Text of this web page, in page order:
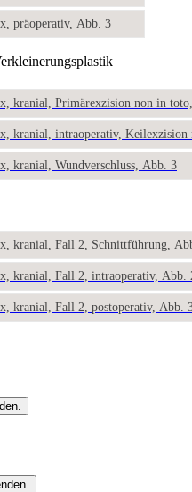
präoperativ, Abb. 3
kranial, Primärexzision non in
kranial, intraoperativ, Keilexzision
kranial, Wundverschluss, Abb. 3
kranial, Fall 2, Schnittführung,
kranial, Fall 2, intraoperativ, Abb.
kranial, Fall 2, postoperativ, Abb.